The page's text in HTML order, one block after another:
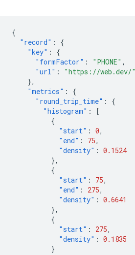
{
"record" :
{
"key" :
{
"formFactor" : "PHONE" ,
"url" :
"https://web.dev/"
},
"metrics" :
{
"round_trip_time" :
{
"histogram" :
[
{
"start" : 0,
"end" : 75,
"density" : 0.1524
},
{
"start" : 75,
"end" : 275,
"density" : 0.6641
},
{
"start" : 275,
"density" : 0.1835
}